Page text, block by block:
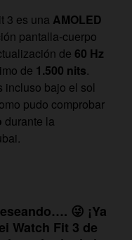
3 es una AMOLED
pantalla-cuerpo
de 60 Hz
de 1.500 nits.
incluso bajo el sol
pudo comprobar
durante la
😜 ¡Ya
Watch Fit 3 de